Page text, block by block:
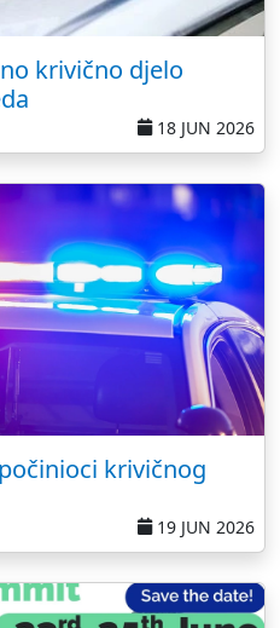
krivično djelo
18 JUN 2026
krivičnog
19 JUN 2026